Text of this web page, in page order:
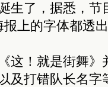
生了，据悉，
上的字体都透
！就是街舞》
及打错队长名字